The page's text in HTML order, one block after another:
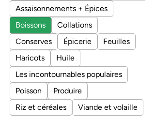
Assaisonnements + Épices
Boissons
Collations
Conserves
Épicerie
Feuilles
Haricots
Huile
Les incontournables populaires
Poisson
Produire
Riz et céréales
Viande et volaille